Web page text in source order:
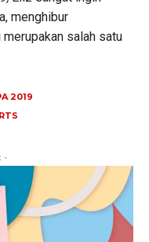
menghibur
salah satu
2019
-